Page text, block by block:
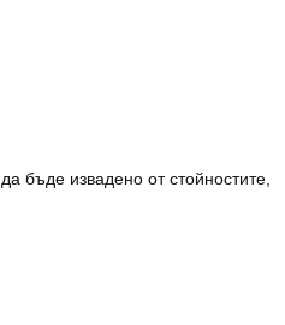
бъде извадено от стойностите,